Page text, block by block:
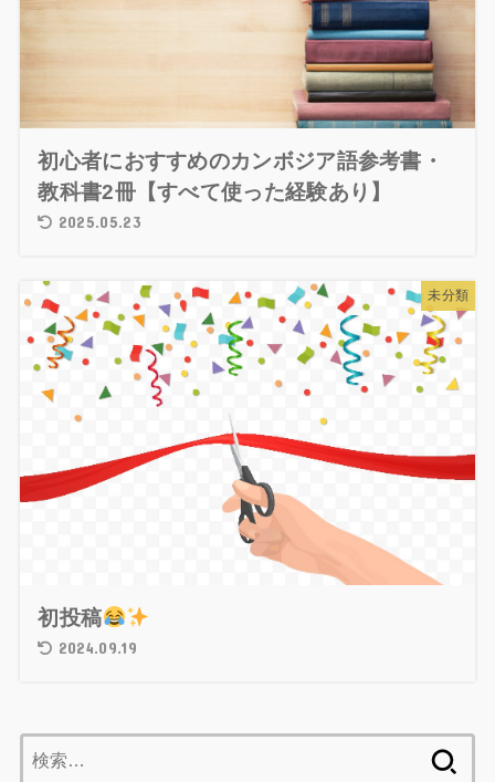
初心者におすすめのカンボジア語参考書・
教科書2冊【すべて使った経験あり】
2025.05.23
未分類
初投稿
2024.09.19